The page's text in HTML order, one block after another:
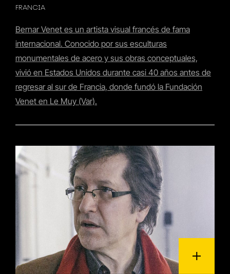
FRANCIA
Bernar Venet es un artista visual francés de fama
internacional. Conocido por sus esculturas
monumentales de acero y sus obras conceptuales,
vivió en Estados Unidos durante casi 40 años antes de
regresar al sur de Francia, donde fundó la Fundación
Venet en Le Muy (Var).